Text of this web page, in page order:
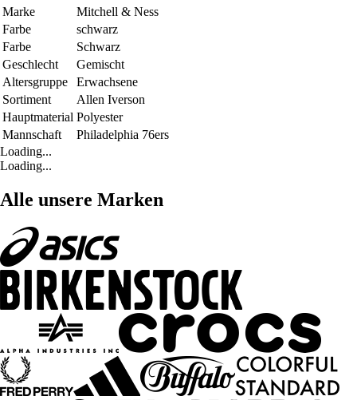
Marke
Mitchell & Ness
Farbe
schwarz
Farbe
Schwarz
Geschlecht
Gemischt
Altersgruppe
Erwachsene
Sortiment
Allen Iverson
Hauptmaterial Polyester
Mannschaft
Philadelphia 76ers
Loading...
Loading...
Alle unsere Marken